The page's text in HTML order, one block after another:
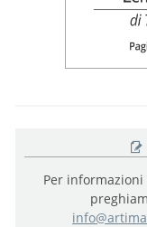
Per